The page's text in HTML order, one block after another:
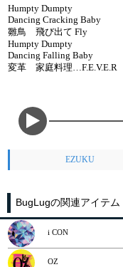
Humpty Dumpty
Dancing Cracking Baby
雛鳥 飛び出て Fly
Humpty Dumpty
Dancing Falling Baby
変革 家庭料理…F.E.V.E.R
EZUKU
BugLugの関連アイテム
i CON
OZ